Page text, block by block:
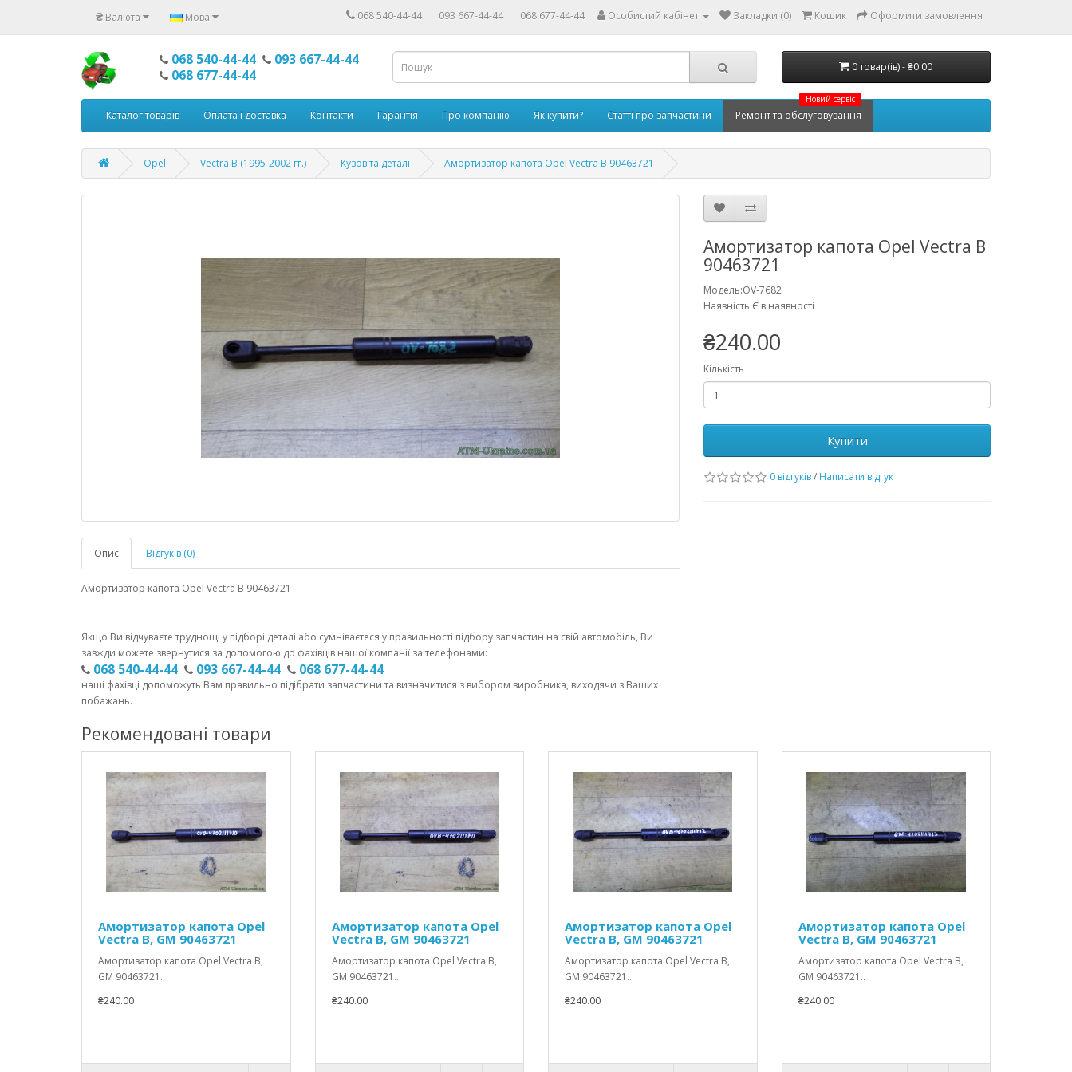
₴ Валюта Мова 068 540-44-44 093 667-44-44 068 677-44-44 Особистий кабінет Закладки (0) Кошик Оформити замовлення
068 540-44-44
093 667-44-44
068 677-44-44
0 товар(ів) - ₴0.00
Каталог товарів Оплата і доставка Контакти Гарантія Про компанію Як купити? Статті про запчастини
Новий сервіс
Ремонт та обслуговування
Opel Vectra B (1995-2002 гг.) Кузов та деталі Амортизатор капота Opel Vectra B 90463721
Опис Відгуків (0)
Амортизатор капота Opel Vectra B 90463721
Якщо Ви відчуваєте труднощі у підборі деталі або сумніваєтеся у правильності підбору запчастин на свій автомобіль, Ви
завжди можете звернутися за допомогою до фахівців нашої компанії за телефонами:
068 540-44-44 093 667-44-44 068 677-44-44
наші фахівці допоможуть Вам правильно підібрати запчастини та визначитися з вибором виробника, виходячи з Ваших
побажань.
Амортизатор капота Opel Vectra B
90463721
Модель:OV-7682
Наявність:Є в наявності
₴240.00
Кількість
Купити
0 відгуків/ Написати відгук
Рекомендовані товари
Амортизатор капота Opel
Vectra B, GM 90463721
Амортизатор капота Opel Vectra B,
GM 90463721..
₴240.00
Амортизатор капота Opel
Vectra B, GM 90463721
Амортизатор капота Opel Vectra B,
GM 90463721..
₴240.00
Амортизатор капота Opel
Vectra B, GM 90463721
Амортизатор капота Opel Vectra B,
GM 90463721..
₴240.00
Амортизатор капота Opel
Vectra B, GM 90463721
Амортизатор капота Opel Vectra B,
GM 90463721..
₴240.00